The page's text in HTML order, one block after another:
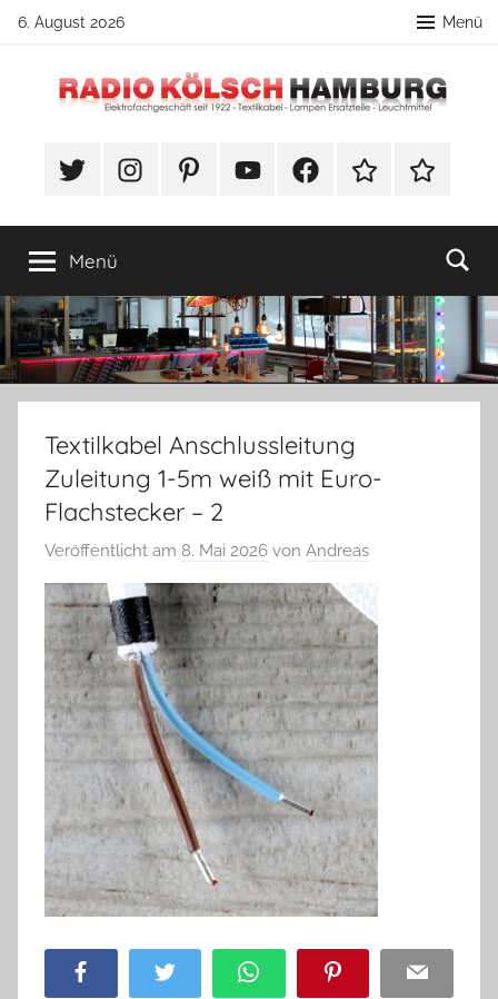
Zum
springen
6. August 2026 Menü
Radio
Hamburg
Lampenbau
#TwitterInstagramPinterestYouTubeFacebookTikTok Webshop
Menü
Textilkabel Anschlussleitung
Zuleitung 1-5m weiß mit Euro-
Flachstecker – 2
Veröffentlicht am 8. Mai 2026 von Andreas
Facebook Twitter WhatsApp Pinterest Email